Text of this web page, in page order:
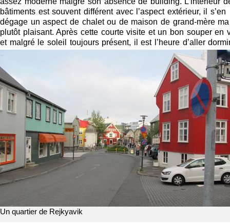
bâtiments est souvent différent avec l’aspect extérieur, il s’en
dégage un aspect de chalet ou de maison de grand-mère
plutôt plaisant. Après cette courte visite et un bon souper en
et malgré le soleil toujours présent, il est l’heure d’aller
Un quartier de Rejkyavik